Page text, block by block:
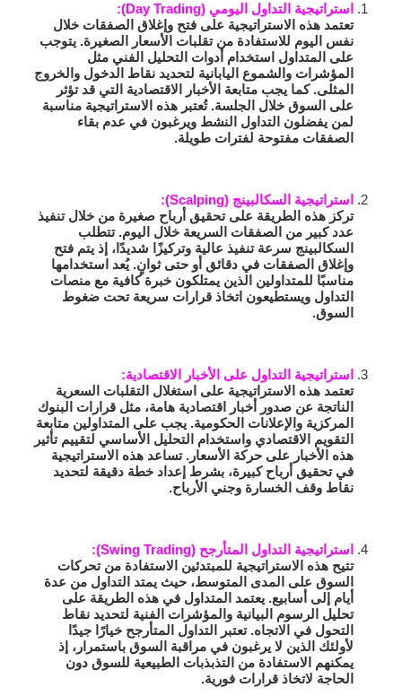
استراتيجية التداول اليومي (Day Trading):
تعتمد هذه الاستراتيجية على فتح وإغلاق الصفقات خلال
نفس اليوم للاستفادة من تقلبات الأسعار الصغيرة. يتوجب
على المتداول استخدام أدوات التحليل الفني مثل
المؤشرات والشموع اليابانية لتحديد نقاط الدخول والخروج
المثلى. كما يجب متابعة الأخبار الاقتصادية التي قد تؤثر
على السوق خلال الجلسة. تُعتبر هذه الاستراتيجية مناسبة
لمن يفضلون التداول النشط ويرغبون في عدم بقاء
الصفقات مفتوحة لفترات طويلة.
استراتيجية السكالبينج (Scalping):
تركز هذه الطريقة على تحقيق أرباح صغيرة من خلال تنفيذ
عدد كبير من الصفقات السريعة خلال اليوم. تتطلب
السكالبينج سرعة تنفيذ عالية وتركيزًا شديدًا، إذ يتم فتح
وإغلاق الصفقات في دقائق أو حتى ثوانٍ. يُعد استخدامها
مناسبًا للمتداولين الذين يمتلكون خبرة كافية مع منصات
التداول ويستطيعون اتخاذ قرارات سريعة تحت ضغوط
السوق.
استراتيجية التداول على الأخبار الاقتصادية:
تعتمد هذه الاستراتيجية على استغلال التقلبات السعرية
الناتجة عن صدور أخبار اقتصادية هامة، مثل قرارات البنوك
المركزية والإعلانات الحكومية. يجب على المتداولين متابعة
التقويم الاقتصادي واستخدام التحليل الأساسي لتقييم تأثير
هذه الأخبار على حركة الأسعار. تساعد هذه الاستراتيجية
في تحقيق أرباح كبيرة، بشرط إعداد خطة دقيقة لتحديد
نقاط وقف الخسارة وجني الأرباح.
استراتيجية التداول المتأرجح (Swing Trading):
تتيح هذه الاستراتيجية للمبتدئين الاستفادة من تحركات
السوق على المدى المتوسط، حيث يمتد التداول من عدة
أيام إلى أسابيع. يعتمد المتداول في هذه الطريقة على
تحليل الرسوم البيانية والمؤشرات الفنية لتحديد نقاط
التحول في الاتجاه. تعتبر التداول المتأرجح خيارًا جيدًا
لأولئك الذين لا يرغبون في مراقبة السوق باستمرار، إذ
يمكنهم الاستفادة من التذبذبات الطبيعية للسوق دون
الحاجة لاتخاذ قرارات فورية.